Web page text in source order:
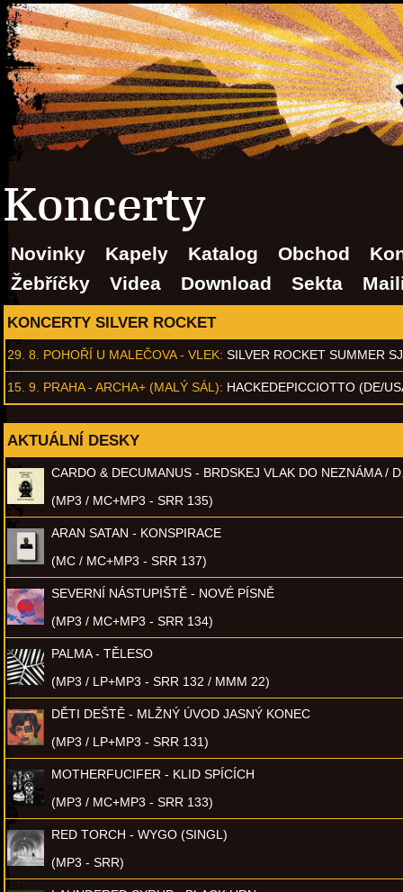
Koncerty
Novinky Kapely Katalog Obchod
Žebříčky
Videa Download Sekta
KONCERTY SILVER ROCKET
29. 8. POHOŘÍ U MALEČOVA - VLEK: SILVER ROCKET SUMMER
15. 9. PRAHA - ARCHA+ (MALÝ SÁL): HACKEDEPICCIOTTO (DE/
AKTUÁLNÍ DESKY
CARDO & DECUMANUS - BRDSKEJ VLAK DO NEZNÁMA /
(MP3 / MC+MP3 - SRR 135)
ARAN SATAN - KONSPIRACE
(MC / MC+MP3 - SRR 137)
SEVERNÍ NÁSTUPIŠTĚ - NOVÉ PÍSNĚ
(MP3 / MC+MP3 - SRR 134)
PALMA - TĚLESO
(MP3 / LP+MP3 - SRR 132 / MMM 22)
DĚTI DEŠTĚ - MLŽNÝ ÚVOD JASNÝ KONEC
(MP3 / LP+MP3 - SRR 131)
MOTHERFUCIFER - KLID SPÍCÍCH
(MP3 / MC+MP3 - SRR 133)
RED TORCH - WYGO (SINGL)
(MP3 - SRR)